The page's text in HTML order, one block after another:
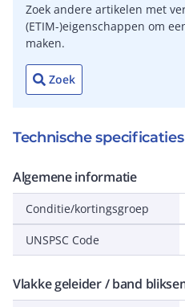
Zoek andere artikelen met
(ETIM-)eigenschappen om
maken.
Zoek
Technische specificaties
Algemene informatie
Conditie/kortingsgroep
UNSPSC Code
Vlakke geleider / band